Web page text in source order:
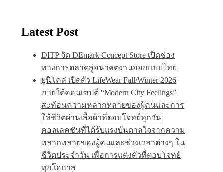
Latest Post
DITP จัด DEmark Concept Store เปิดช่อง
ทางการตลาดสู่อนาคตงานออกแบบไทย
ยูนิโคล่ เปิดตัว LifeWear Fall/Winter 2026
ภายใต้คอนเซปต์ “Modern City Feelings”
สะท้อนความหลากหลายของผู้คนและการ
ใช้ชีวิตผ่านเสื้อผ้าที่ตอบโจทย์ทุกวัน
คอลเลคชันที่ได้รับแรงบันดาลใจจากความ
หลากหลายของผู้คนและช่วงเวลาต่างๆ ใน
ชีวิตประจำวัน เพื่อการแต่งตัวที่ตอบโจทย์
ทุกโอกาส